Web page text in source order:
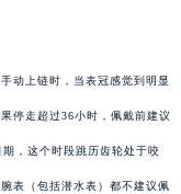
动上链时，当表冠感觉到明显
停走超过36小时，佩戴前建议
，这个时段跳历齿轮处于咬
表（包括潜水表）都不建议佩